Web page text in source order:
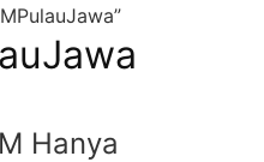
Hanya